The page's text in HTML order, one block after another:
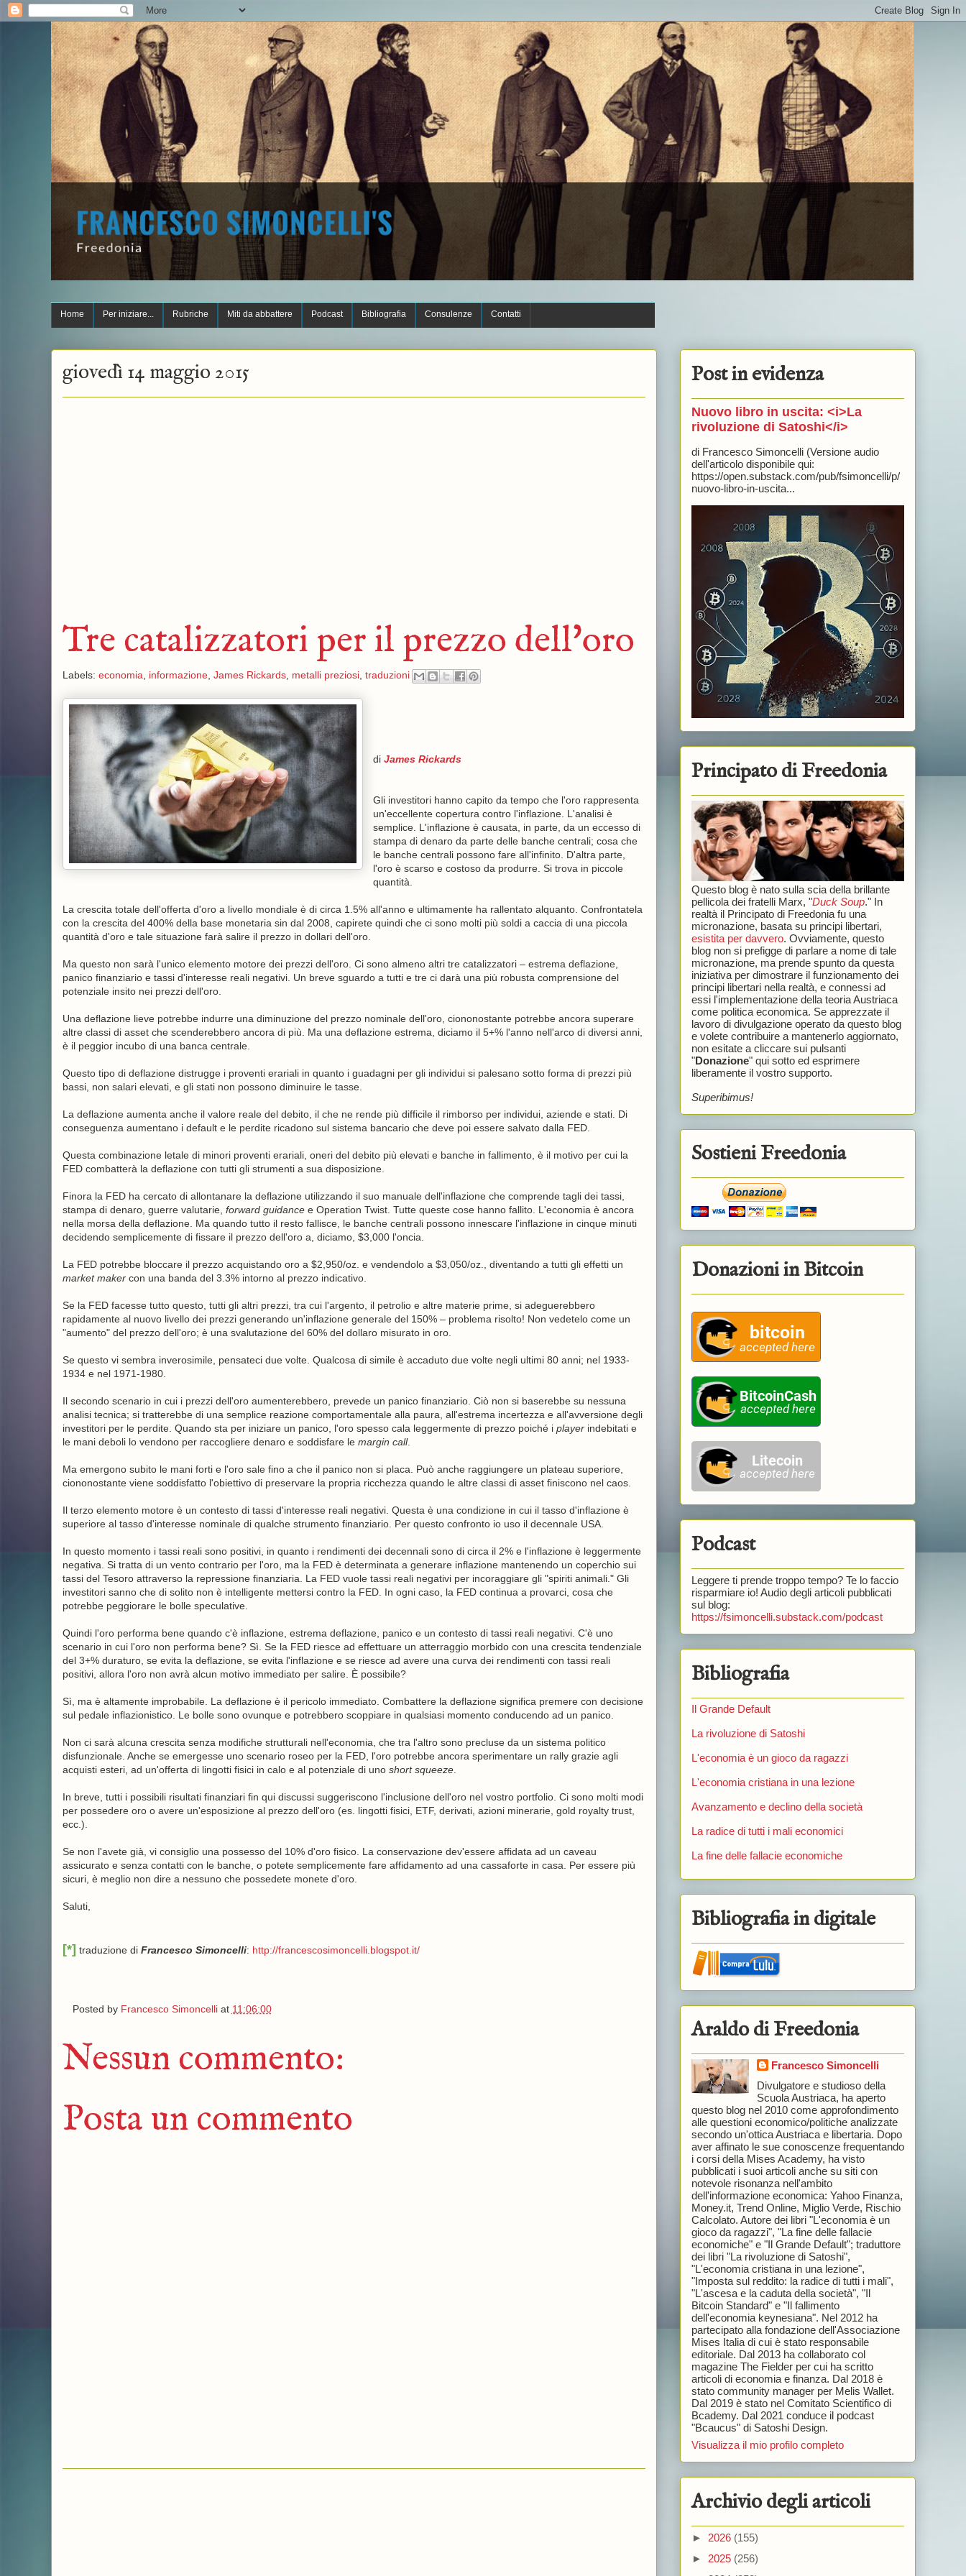
Home Per iniziare... Rubriche Miti da abbattere Podcast Bibliografia Consulenze Contatti
giovedì 14 maggio 2015
Tre catalizzatori per il prezzo dell'oro
Labels: economia, informazione, James Rickards, metalli preziosi, traduzioni
di James Rickards
Gli investitori hanno capito da tempo che l'oro rappresenta
un'eccellente copertura contro l'inflazione. L'analisi è
semplice. L'inflazione è causata, in parte, da un eccesso di
stampa di denaro da parte delle banche centrali; cosa che
le banche centrali possono fare all'infinito. D'altra parte,
l'oro è scarso e costoso da produrre. Si trova in piccole
quantità.
La crescita totale dell'offerta d'oro a livello mondiale è di circa 1.5% all'anno e ultimamente ha rallentato alquanto. Confrontatela
con la crescita del 400% della base monetaria sin dal 2008, capirete quindi che ci sono molti più soldi a caccia di una piccola
quantità d'oro e tale situazione farà salire il prezzo in dollari dell'oro.
Ma questo non sarà l'unico elemento motore dei prezzi dell'oro. Ci sono almeno altri tre catalizzatori – estrema deflazione,
panico finanziario e tassi d'interesse reali negativi. Un breve sguardo a tutti e tre ci darà una più robusta comprensione del
potenziale insito nei prezzi dell'oro.
Una deflazione lieve potrebbe indurre una diminuzione del prezzo nominale dell'oro, ciononostante potrebbe ancora superare
altre classi di asset che scenderebbero ancora di più. Ma una deflazione estrema, diciamo il 5+% l'anno nell'arco di diversi anni,
è il peggior incubo di una banca centrale.
Questo tipo di deflazione distrugge i proventi erariali in quanto i guadagni per gli individui si palesano sotto forma di prezzi più
bassi, non salari elevati, e gli stati non possono diminuire le tasse.
La deflazione aumenta anche il valore reale del debito, il che ne rende più difficile il rimborso per individui, aziende e stati. Di
conseguenza aumentano i default e le perdite ricadono sul sistema bancario che deve poi essere salvato dalla FED.
Questa combinazione letale di minori proventi erariali, oneri del debito più elevati e banche in fallimento, è il motivo per cui la
FED combatterà la deflazione con tutti gli strumenti a sua disposizione.
Finora la FED ha cercato di allontanare la deflazione utilizzando il suo manuale dell'inflazione che comprende tagli dei tassi,
stampa di denaro, guerre valutarie, forward guidancee Operation Twist. Tutte queste cose hanno fallito. L'economia è ancora
nella morsa della deflazione. Ma quando tutto il resto fallisce, le banche centrali possono innescare l'inflazione in cinque minuti
decidendo semplicemente di fissare il prezzo dell'oro a, diciamo, $3,000 l'oncia.
La FED potrebbe bloccare il prezzo acquistando oro a $2,950/oz. e vendendolo a $3,050/oz., diventando a tutti gli effetti un
market makercon una banda del 3.3% intorno al prezzo indicativo.
Se la FED facesse tutto questo, tutti gli altri prezzi, tra cui l'argento, il petrolio e altre materie prime, si adeguerebbero
rapidamente al nuovo livello dei prezzi generando un'inflazione generale del 150% – problema risolto! Non vedetelo come un
"aumento" del prezzo dell'oro; è una svalutazione del 60% del dollaro misurato in oro.
Se questo vi sembra inverosimile, pensateci due volte. Qualcosa di simile è accaduto due volte negli ultimi 80 anni; nel 1933-
1934 e nel 1971-1980.
Il secondo scenario in cui i prezzi dell'oro aumenterebbero, prevede un panico finanziario. Ciò non si baserebbe su nessuna
analisi tecnica; si tratterebbe di una semplice reazione comportamentale alla paura, all'estrema incertezza e all'avversione degli
investitori per le perdite. Quando sta per iniziare un panico, l'oro spesso cala leggermente di prezzo poiché i playerindebitati e
le mani deboli lo vendono per raccogliere denaro e soddisfare le margin call.
Ma emergono subito le mani forti e l'oro sale fino a che il panico non si placa. Può anche raggiungere un plateau superiore,
ciononostante viene soddisfatto l'obiettivo di preservare la propria ricchezza quando le altre classi di asset finiscono nel caos.
Il terzo elemento motore è un contesto di tassi d'interesse reali negativi. Questa è una condizione in cui il tasso d'inflazione è
superiore al tasso d'interesse nominale di qualche strumento finanziario. Per questo confronto io uso il decennale USA.
In questo momento i tassi reali sono positivi, in quanto i rendimenti dei decennali sono di circa il 2% e l'inflazione è leggermente
negativa. Si tratta di un vento contrario per l'oro, ma la FED è determinata a generare inflazione mantenendo un coperchio sui
tassi del Tesoro attraverso la repressione finanziaria. La FED vuole tassi reali negativi per incoraggiare gli "spiriti animali." Gli
investitori sanno che di solito non è intelligente mettersi contro la FED. In ogni caso, la FED continua a provarci, cosa che
potrebbe peggiorare le bolle speculative.
Quindi l'oro performa bene quando c'è inflazione, estrema deflazione, panico e un contesto di tassi reali negativi. C'è uno
scenario in cui l'oro non performa bene? Sì. Se la FED riesce ad effettuare un atterraggio morbido con una crescita tendenziale
del 3+% duraturo, se evita la deflazione, se evita l'inflazione e se riesce ad avere una curva dei rendimenti con tassi reali
positivi, allora l'oro non avrà alcun motivo immediato per salire. È possibile?
Sì, ma è altamente improbabile. La deflazione è il pericolo immediato. Combattere la deflazione significa premere con decisione
sul pedale inflazionistico. Le bolle sono ovunque e potrebbero scoppiare in qualsiasi momento conducendo ad un panico.
Non ci sarà alcuna crescita senza modifiche strutturali nell'economia, che tra l'altro sono precluse da un sistema politico
disfunzionale. Anche se emergesse uno scenario roseo per la FED, l'oro potrebbe ancora sperimentare un rally grazie agli
acquisti esteri, ad un'offerta di lingotti fisici in calo e al potenziale di uno short squeeze.
In breve, tutti i possibili risultati finanziari fin qui discussi suggeriscono l'inclusione dell'oro nel vostro portfolio. Ci sono molti modi
per possedere oro o avere un'esposizione al prezzo dell'oro (es. lingotti fisici, ETF, derivati, azioni minerarie, gold royalty trust,
ecc.).
Se non l'avete già, vi consiglio una possesso del 10% d'oro fisico. La conservazione dev'essere affidata ad un caveau
assicurato e senza contatti con le banche, o potete semplicemente fare affidamento ad una cassaforte in casa. Per essere più
sicuri, è meglio non dire a nessuno che possedete monete d'oro.
Saluti,
[*] traduzione di Francesco Simoncelli: http://francescosimoncelli.blogspot.it/
Posted by Francesco Simoncelli at 11:06:00
Nessun commento:
Posta un commento
Post in evidenza
Nuovo libro in uscita: <i>La
rivoluzione di Satoshi</i>
di Francesco Simoncelli (Versione audio
dell'articolo disponibile qui:
https://open.substack.com/pub/fsimoncelli/p/
nuovo-libro-in-uscita...
Principato di Freedonia
Questo blog è nato sulla scia della brillante
pellicola dei fratelli Marx, "Duck Soup." In
realtà il Principato di Freedonia fu una
micronazione, basata su principi libertari,
esistita per davvero. Ovviamente, questo
blog non si prefigge di parlare a nome di tale
micronazione, ma prende spunto da questa
iniziativa per dimostrare il funzionamento dei
principi libertari nella realtà, e connessi ad
essi l'implementazione della teoria Austriaca
come politica economica. Se apprezzate il
lavoro di divulgazione operato da questo blog
e volete contribuire a mantenerlo aggiornato,
non esitate a cliccare sui pulsanti
"Donazione" qui sotto ed esprimere
liberamente il vostro supporto.
Superibimus!
Sostieni Freedonia
Donazioni in Bitcoin
Podcast
Leggere ti prende troppo tempo? Te lo faccio
risparmiare io! Audio degli articoli pubblicati
sul blog:
https://fsimoncelli.substack.com/podcast
Bibliografia
Il Grande Default
La rivoluzione di Satoshi
L'economia è un gioco da ragazzi
L'economia cristiana in una lezione
Avanzamento e declino della società
La radice di tutti i mali economici
La fine delle fallacie economiche
Bibliografia in digitale
Araldo di Freedonia
Francesco Simoncelli
Divulgatore e studioso della
Scuola Austriaca, ha aperto
questo blog nel 2010 come approfondimento
alle questioni economico/politiche analizzate
secondo un'ottica Austriaca e libertaria. Dopo
aver affinato le sue conoscenze frequentando
i corsi della Mises Academy, ha visto
pubblicati i suoi articoli anche su siti con
notevole risonanza nell'ambito
dell'informazione economica: Yahoo Finanza,
Money.it, Trend Online, Miglio Verde, Rischio
Calcolato. Autore dei libri "L'economia è un
gioco da ragazzi", "La fine delle fallacie
economiche" e "Il Grande Default"; traduttore
dei libri "La rivoluzione di Satoshi",
"L'economia cristiana in una lezione",
"Imposta sul reddito: la radice di tutti i mali",
"L'ascesa e la caduta della società", "Il
Bitcoin Standard" e "Il fallimento
dell'economia keynesiana". Nel 2012 ha
partecipato alla fondazione dell'Associazione
Mises Italia di cui è stato responsabile
editoriale. Dal 2013 ha collaborato col
magazine The Fielder per cui ha scritto
articoli di economia e finanza. Dal 2018 è
stato community manager per Melis Wallet.
Dal 2019 è stato nel Comitato Scientifico di
Bcademy. Dal 2021 conduce il podcast
"Bcaucus" di Satoshi Design.
Visualizza il mio profilo completo
Archivio degli articoli
► 2026 (155)
► 2025 (256)